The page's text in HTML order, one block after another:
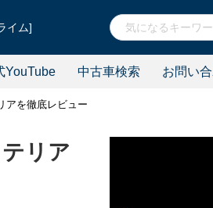
イム]
YouTube 中古車検索 お問い
アを徹底レビュー
リア